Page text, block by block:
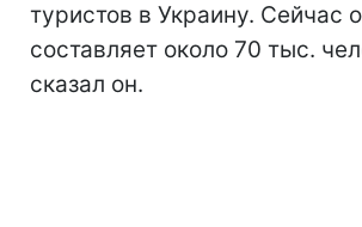
туристов в Украину. Сейчас
составляет около 70 тыс.
сказал он.